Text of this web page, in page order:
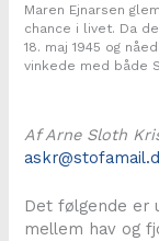
Maren Ejnarsen
chance i livet. Da
18. maj 1945 og
vinkede med både
Af Arne Sloth
Det følgende er
mellem hav og